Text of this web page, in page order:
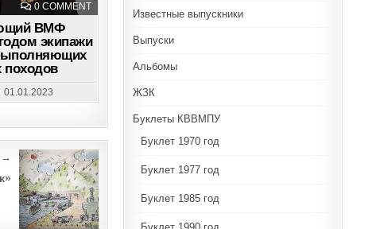
0 COMMENTON
ГЛАВНОКОМАНДУЮЩИЙ
ПОЗДРАВИЛ
С
ЭКИПАЖИ
КОРАБЛЕЙ
СУДОВ,
ДАЛЬНИХ
ПОХОДОВ
ВМФ
экипажи
походов
01.01.2023
→
Известные выпускники
Выпуски
Альбомы
ЖЗК
Буклеты КВВМПУ
Буклет 1970 год
Буклет 1977 год
Буклет 1985 год
Буклет 1990 год